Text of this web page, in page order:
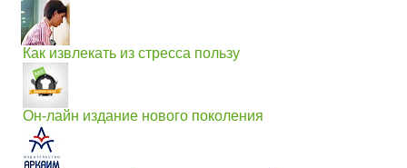
Как извлекать из стресса пользу
Он-лайн издание нового поколения